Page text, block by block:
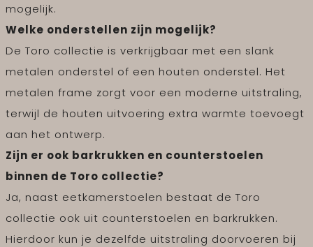
mogelijk.
Welke onderstellen zijn mogelijk?
De Toro collectie is verkrijgbaar met een slank
metalen onderstel of een houten onderstel. Het
metalen frame zorgt voor een moderne uitstraling,
terwijl de houten uitvoering extra warmte toevoegt
aan het ontwerp.
Zijn er ook barkrukken en counterstoelen
binnen de Toro collectie?
Ja, naast eetkamerstoelen bestaat de Toro
collectie ook uit counterstoelen en barkrukken.
Hierdoor kun je dezelfde uitstraling doorvoeren bij